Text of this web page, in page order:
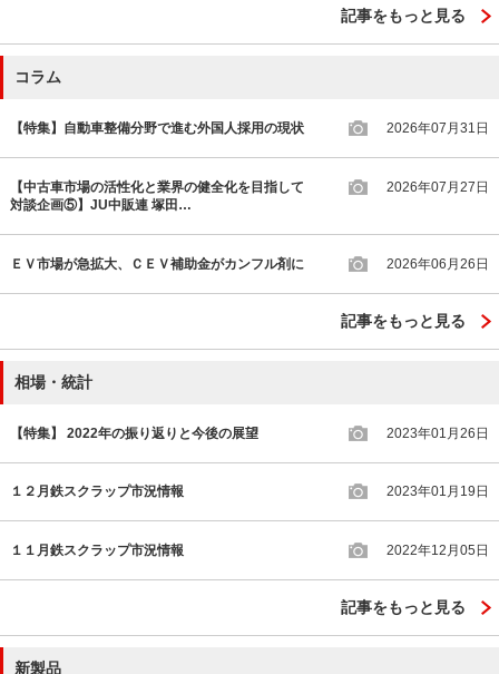
記事をもっと見る
コラム
【特集】自動車整備分野で進む外国人採用の現状 2026年07月31日
【中古車市場の活性化と業界の健全化を目指して
対談企画⑤】JU中販連 塚田…
2026年07月27日
ＥＶ市場が急拡大、ＣＥＶ補助金がカンフル剤に 2026年06月26日
記事をもっと見る
相場・統計
【特集】 2022年の振り返りと今後の展望 2023年01月26日
１２月鉄スクラップ市況情報 2023年01月19日
１１月鉄スクラップ市況情報 2022年12月05日
記事をもっと見る
新製品